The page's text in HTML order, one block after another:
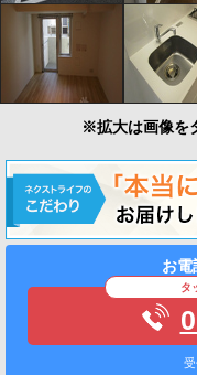
※拡大は画像を
お電
タ